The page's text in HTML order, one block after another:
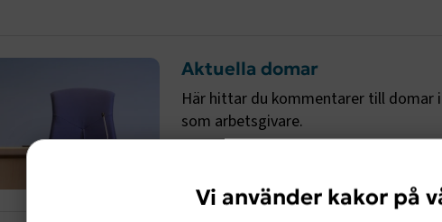
Aktuella domar
Här hittar du kommentarer till domar
som arbetsgivare.
Vi använder kakor på